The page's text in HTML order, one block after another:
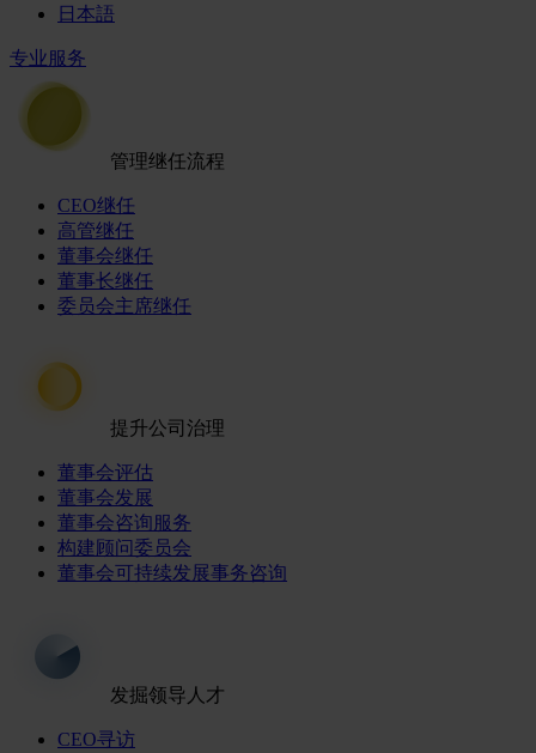
日本語
专业服务
管理继任流程
CEO继任
高管继任
董事会继任
董事长继任
委员会主席继任
提升公司治理
董事会评估
董事会发展
董事会咨询服务
构建顾问委员会
董事会可持续发展事务咨询
发掘领导人才
CEO寻访